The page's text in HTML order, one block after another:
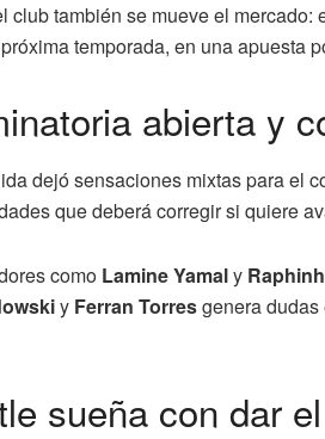
club también se mueve el mercado:
temporada, en una apuesta
abierta y
dejó sensaciones mixtas para el
que deberá corregir si quiere
como Lamine Yamaly
y Ferran Torresgenera
sueña con dar